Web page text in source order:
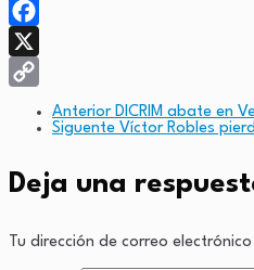
WhatsApp
Facebook
X
Anterior DICRIM abate en
Siguente Víctor Robles
Deja una
Tu dirección de correo